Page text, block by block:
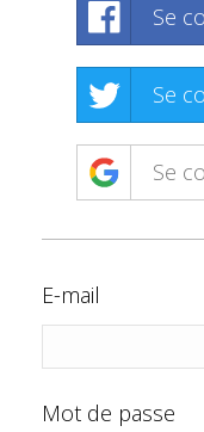
Se
Se
Se
E-mail
Mot de passe